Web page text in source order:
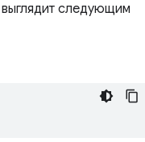
выглядит следующим